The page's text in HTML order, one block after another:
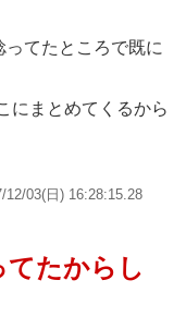
てたところで既に
にまとめてくるから
12/03(日) 16:28:15.28
てたからし